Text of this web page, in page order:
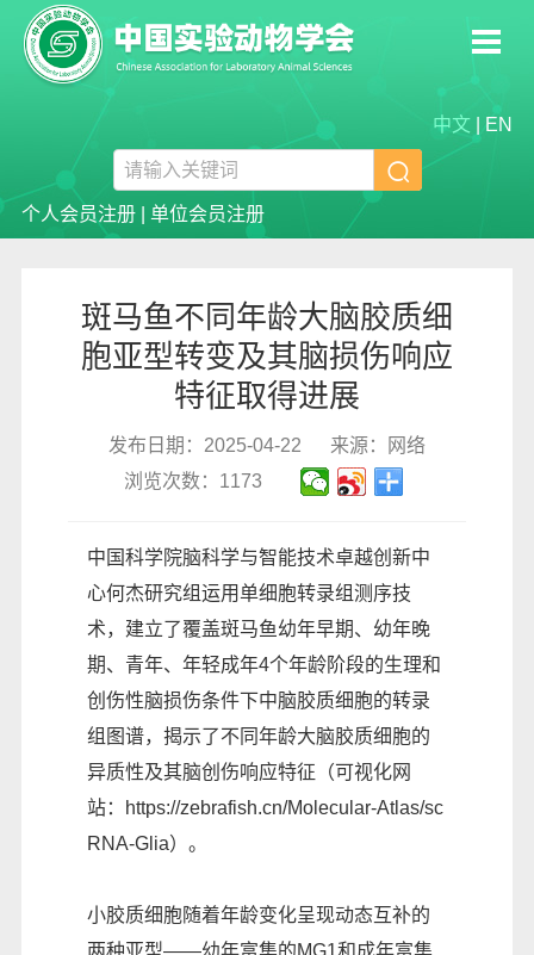
中文 EN

个人会员注册| 单位会员注册
斑马鱼不同年龄大脑胶质细
胞亚型转变及其脑损伤响应
特征取得进展
发布日期：2025-04-22
来源：网络
浏览次数：1173
中国科学院脑科学与智能技术卓越创新中
心何杰研究组运用单细胞转录组测序技
术，建立了覆盖斑马鱼幼年早期、幼年晚
期、青年、年轻成年4个年龄阶段的生理和
创伤性脑损伤条件下中脑胶质细胞的转录
组图谱，揭示了不同年龄大脑胶质细胞的
异质性及其脑创伤响应特征（可视化网
站：https://zebrafish.cn/Molecular-Atlas/sc
RNA-Glia）。
小胶质细胞随着年龄变化呈现动态互补的
两种亚型——幼年富集的MG1和成年富集